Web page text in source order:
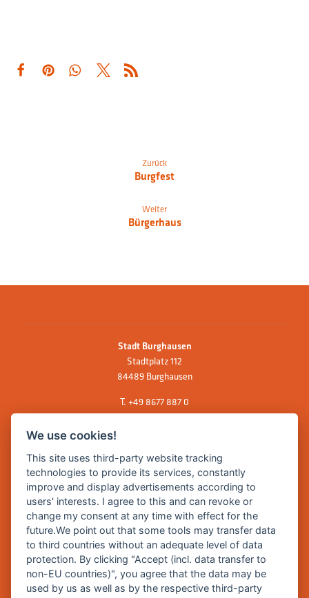
Zurück
Burgfest
Weiter
Bürgerhaus
Stadt Burghausen
Stadtplatz 112
84489 Burghausen
T. +49 8677 887 0
E Mail:
Zentrale Webseite der Stadt Burghausen:
www.burghausen.de
Burghausen in leichter Sprache
So funktioniert burghausen.de
Inhalte von burghausen.de
We use cookies!
This site uses third-party website tracking
technologies to provide its services, constantly
improve and display advertisements according to
users' interests. I agree to this and can revoke or
change my consent at any time with effect for the
future.We point out that some tools may transfer data
to third countries without an adequate level of data
protection. By clicking "Accept (incl. data transfer to
non-EU countries)", you agree that the data may be
used by us as well as by the respective third-party